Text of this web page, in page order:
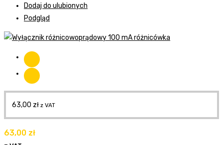
Dodaj do ulubionych
Podgląd
63,00 zł z VAT
63,00 zł